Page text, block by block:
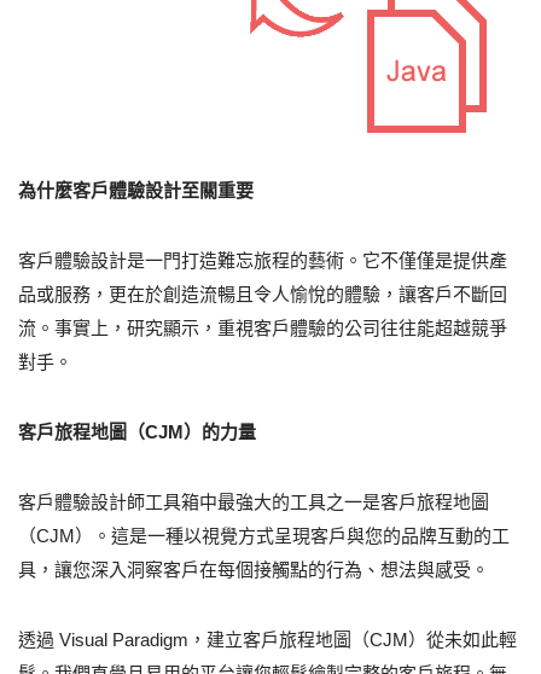
為什麼客戶體驗設計至關重要
客戶體驗設計是一門打造難忘旅程的藝術。它不僅僅是提供產
品或服務，更在於創造流暢且令人愉悅的體驗，讓客戶不斷回
流。事實上，研究顯示，重視客戶體驗的公司往往能超越競爭
對手。
客戶旅程地圖（CJM）的力量
客戶體驗設計師工具箱中最強大的工具之一是客戶旅程地圖
（CJM）。這是一種以視覺方式呈現客戶與您的品牌互動的工
具，讓您深入洞察客戶在每個接觸點的行為、想法與感受。
透過 Visual Paradigm，建立客戶旅程地圖（CJM）從未如此輕